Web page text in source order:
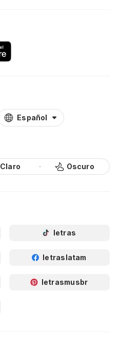
Español
Claro Oscuro
letras
letraslatam
letrasmusbr